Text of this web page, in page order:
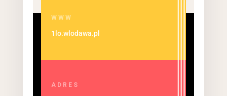
WWW
1lo.wlodawa.pl
ADRES